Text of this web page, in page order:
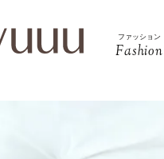
ファッション
Fashion